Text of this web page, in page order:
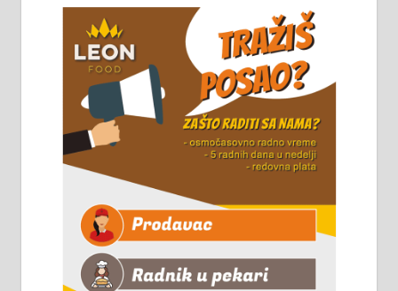
8 до 15 часова. 063/465-045
Чистим све врсте димњака.
061/32-13-445